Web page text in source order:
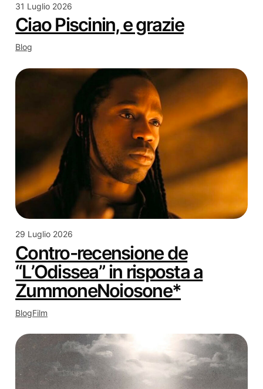
31 Luglio 2026
Ciao Piscinin, e grazie
Blog
29 Luglio 2026
Contro-recensione de
“L’Odissea” in risposta a
ZummoneNoiosone*
BlogFilm